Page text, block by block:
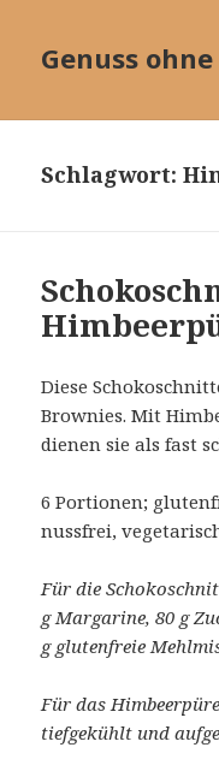
Genuss
Schlagwort:
Diese
Brownies. Mit
dienen sie als fast
6 Portionen;
nussfrei,
Für die
g Margarine, 80 g
g glutenfreie
Für das
tiefgekühlt und